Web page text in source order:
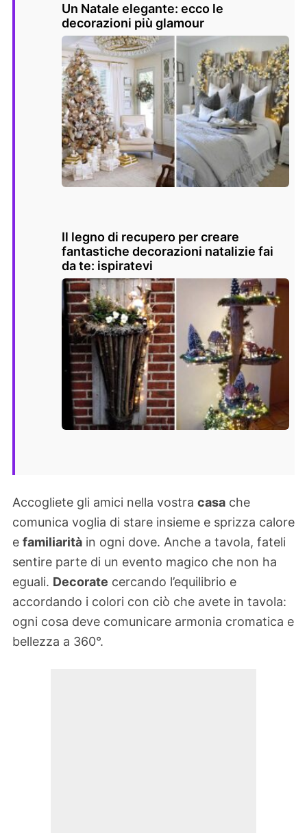
Un Natale elegante: ecco le
decorazioni più glamour
Il legno di recupero per creare
fantastiche decorazioni natalizie fai
da te: ispiratevi
Accogliete gli amici nella vostra casa che
comunica voglia di stare insieme e sprizza calore
e familiarità in ogni dove. Anche a tavola, fateli
sentire parte di un evento magico che non ha
eguali. Decorate cercando l’equilibrio e
accordando i colori con ciò che avete in tavola:
ogni cosa deve comunicare armonia cromatica e
bellezza a 360°.